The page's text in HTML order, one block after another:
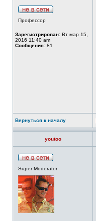
Профессор
Зарегистрирован: Вт мар 15,
2016 11:40 am
Сообщения: 81
Вернуться к началу
youtoo
Super Moderator